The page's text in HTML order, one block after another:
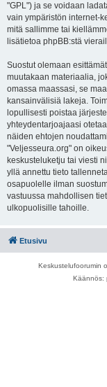
"GPL") ja se voidaan
vain ympäristön internet-
mitä sallimme tai
lisätietoa phpBB:stä
Suostut olemaan
muutakaan materiaalia,
omassa maassasi, se
kansainvälisiä lakeja.
lopullisesti poistaa
yhteydentarjoajaasi
näiden ehtojen
"Veljesseura.org" on
keskusteluketju tai viesti
yllä annettu tieto
osapuolelle ilman
vastuussa mahdollisen
ulkopuolisille tahoille.
Etusivu
Keskustelufoorumin
Käännös: